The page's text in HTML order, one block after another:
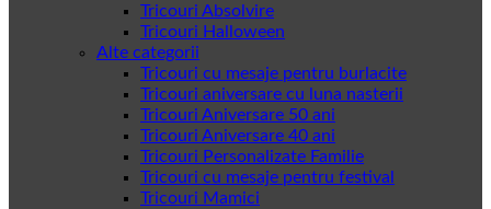
Tricouri Absolvire
Tricouri Halloween
Alte categorii
Tricouri cu mesaje pentru burlacite
Tricouri aniversare cu luna nasterii
Tricouri Aniversare 50 ani
Tricouri Aniversare 40 ani
Tricouri Personalizate Familie
Tricouri cu mesaje pentru festival
Tricouri Mamici